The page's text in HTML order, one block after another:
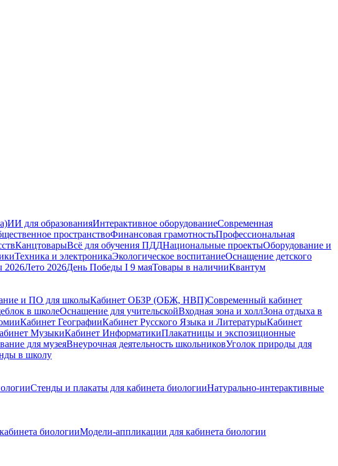
ИИ для образованияИнтерактивное оборудованиеСовременная
пространствоФинансовая грамотностьПрофессиональная
КанцтоварыВсё для обучения ПДДНациональные проектыОборудование и
Техника и электроникаЭкологическое воспитаниеОснащение детского
2026Лето 2026День Победы I 9 маяТовары в наличииКвантум
и ПО для школыКабинет ОБЗР (ОБЖ, НВП)Современный кабинет
в школеОснащение для учительскойВходная зона и холлЗона отдыха в
Кабинет ГеографииКабинет Русского Языка и ЛитературыКабинет
МузыкиКабинет ИнформатикиПлакатницы и экспозиционные
для музеяВнеурочная деятельность школьниковУголок природы для
в школу
Стенды и плакаты для кабинета биологииНатурально-интерактивные
биологииМодели-аппликации для кабинета биологии